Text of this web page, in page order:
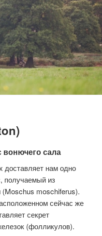
вонючего сала
нам одно
получаемый из
(Moschus moschiferus).
сейчас же
секрет
(фолликулов).